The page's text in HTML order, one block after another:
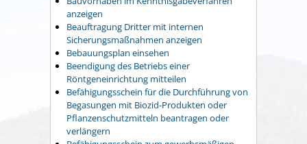
anzeigen
Beauftragung Dritter mit internen
Sicherungsmaßnahmen anzeigen
Bebauungsplan einsehen
Beendigung des Betriebs einer
Röntgeneinrichtung mitteilen
Befähigungsschein für die Durchführung von
Begasungen mit Biozid-Produkten oder
Pflanzenschutzmitteln beantragen oder
verlängern